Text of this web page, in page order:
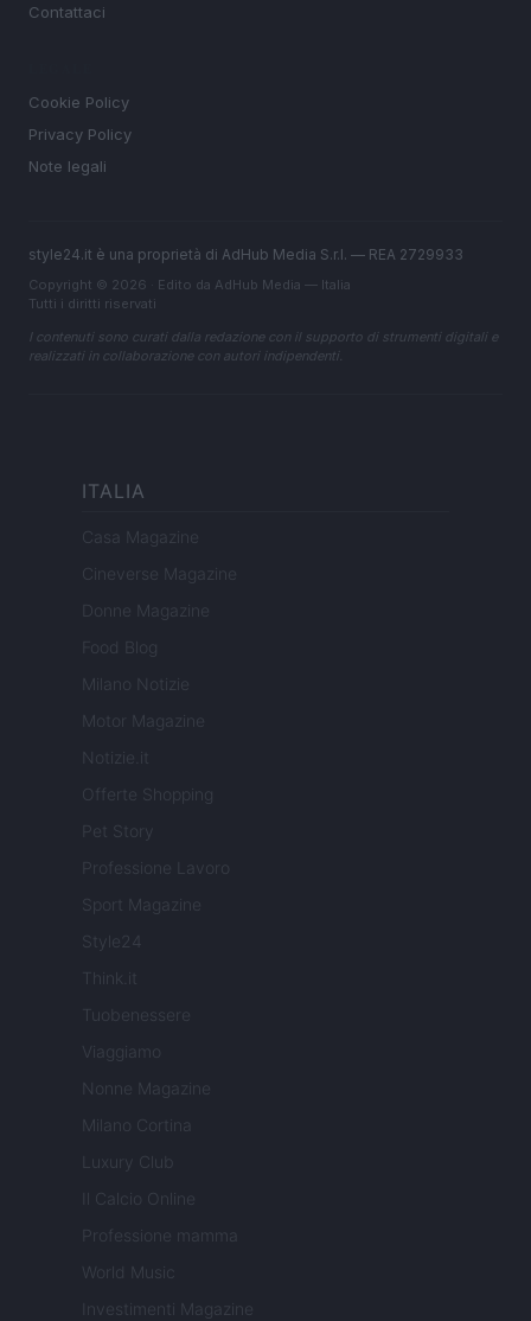
Contattaci
Cookie Policy
Privacy Policy
Note legali
style24.it è una proprietà di AdHub Media S.r.l. — REA 2729933
Copyright © 2026 · Edito da AdHub Media — Italia
Tutti i diritti riservati
I contenuti sono curati dalla redazione con il supporto di strumenti digitali e
realizzati in collaborazione con autori indipendenti.
ITALIA
Casa Magazine
Cineverse Magazine
Donne Magazine
Food Blog
Milano Notizie
Motor Magazine
Notizie.it
Offerte Shopping
Pet Story
Professione Lavoro
Sport Magazine
Style24
Think.it
Tuobenessere
Viaggiamo
Nonne Magazine
Milano Cortina
Luxury Club
Il Calcio Online
Professione mamma
World Music
Investimenti Magazine